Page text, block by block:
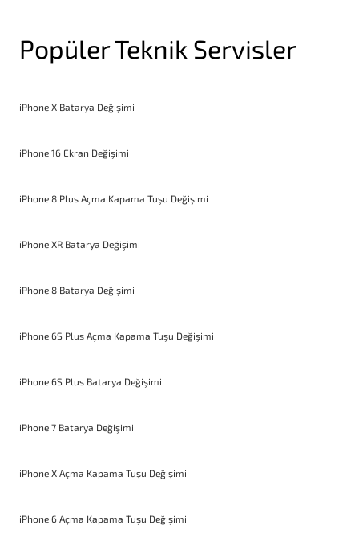
Popüler Teknik Servisler
iPhone X Batarya Değişimi
iPhone 16 Ekran Değişimi
iPhone 8 Plus Açma Kapama Tuşu Değişimi
iPhone XR Batarya Değişimi
iPhone 8 Batarya Değişimi
iPhone 6S Plus Açma Kapama Tuşu Değişimi
iPhone 6S Plus Batarya Değişimi
iPhone 7 Batarya Değişimi
iPhone X Açma Kapama Tuşu Değişimi
iPhone 6 Açma Kapama Tuşu Değişimi